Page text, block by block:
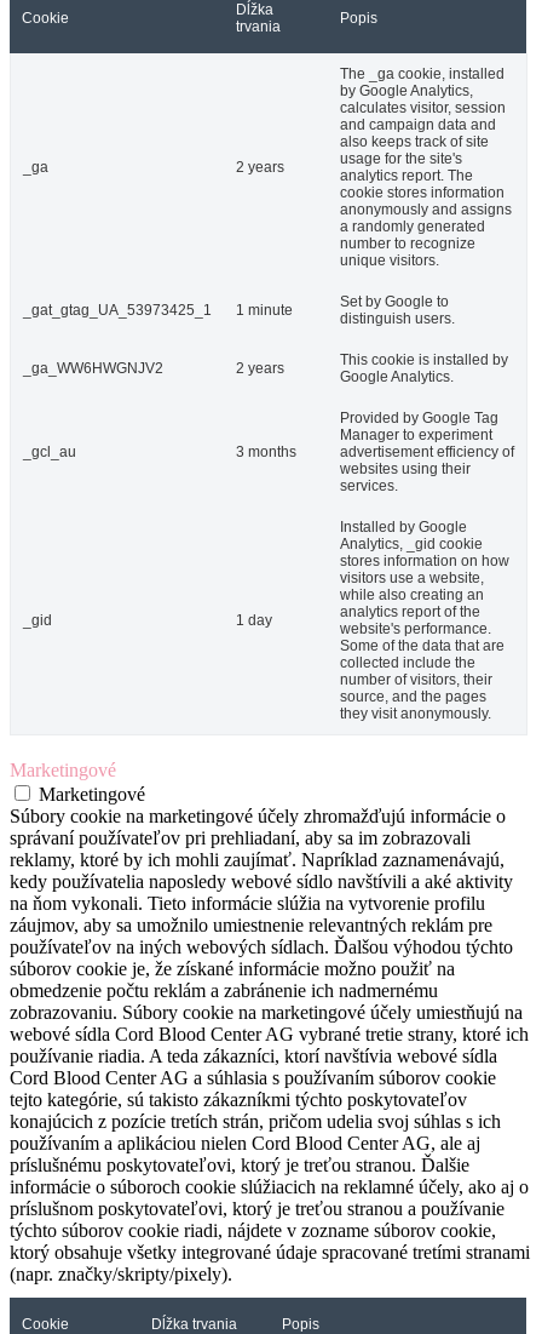
Cookie
Dĺžka
trvania
Popis
_ga 2 years
The _ga cookie, installed
by Google Analytics,
calculates visitor, session
and campaign data and
also keeps track of site
usage for the site's
analytics report. The
cookie stores information
anonymously and assigns
a randomly generated
number to recognize
unique visitors.
_gat_gtag_UA_53973425_1 1 minute
Set by Google to
distinguish users.
_ga_WW6HWGNJV2 2 years
This cookie is installed by
Google Analytics.
_gcl_au 3 months
Provided by Google Tag
Manager to experiment
advertisement efficiency of
websites using their
services.
_gid 1 day
Installed by Google
Analytics, _gid cookie
stores information on how
visitors use a website,
while also creating an
analytics report of the
website's performance.
Some of the data that are
collected include the
number of visitors, their
source, and the pages
they visit anonymously.
Marketingové
Marketingové
Súbory cookie na marketingové účely zhromažďujú informácie o
správaní používateľov pri prehliadaní, aby sa im zobrazovali
reklamy, ktoré by ich mohli zaujímať. Napríklad zaznamenávajú,
kedy používatelia naposledy webové sídlo navštívili a aké aktivity
na ňom vykonali. Tieto informácie slúžia na vytvorenie profilu
záujmov, aby sa umožnilo umiestnenie relevantných reklám pre
používateľov na iných webových sídlach. Ďalšou výhodou týchto
súborov cookie je, že získané informácie možno použiť na
obmedzenie počtu reklám a zabránenie ich nadmernému
zobrazovaniu. Súbory cookie na marketingové účely umiestňujú na
webové sídla Cord Blood Center AG vybrané tretie strany, ktoré ich
používanie riadia. A teda zákazníci, ktorí navštívia webové sídla
Cord Blood Center AG a súhlasia s používaním súborov cookie
tejto kategórie, sú takisto zákazníkmi týchto poskytovateľov
konajúcich z pozície tretích strán, pričom udelia svoj súhlas s ich
používaním a aplikáciou nielen Cord Blood Center AG, ale aj
príslušnému poskytovateľovi, ktorý je treťou stranou. Ďalšie
informácie o súboroch cookie slúžiacich na reklamné účely, ako aj o
príslušnom poskytovateľovi, ktorý je treťou stranou a používanie
týchto súborov cookie riadi, nájdete v zozname súborov cookie,
ktorý obsahuje všetky integrované údaje spracované tretími stranami
(napr. značky/skripty/pixely).
Cookie Dĺžka trvania Popis